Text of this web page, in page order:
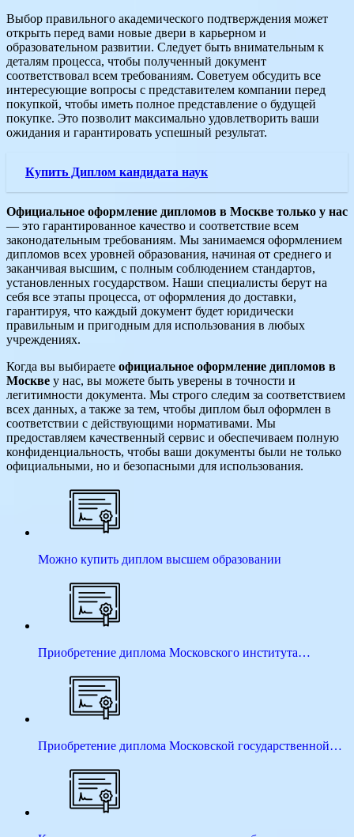
Выбор правильного академического подтверждения может
открыть перед вами новые двери в карьерном и
образовательном развитии. Следует быть внимательным к
деталям процесса, чтобы полученный документ
соответствовал всем требованиям. Советуем обсудить все
интересующие вопросы с представителем компании перед
покупкой, чтобы иметь полное представление о будущей
покупке. Это позволит максимально удовлетворить ваши
ожидания и гарантировать успешный результат.
Купить Диплом кандидата наук
Официальное оформление дипломов в Москве только у нас
— это гарантированное качество и соответствие всем
законодательным требованиям. Мы занимаемся оформлением
дипломов всех уровней образования, начиная от среднего и
заканчивая высшим, с полным соблюдением стандартов,
установленных государством. Наши специалисты берут на
себя все этапы процесса, от оформления до доставки,
гарантируя, что каждый документ будет юридически
правильным и пригодным для использования в любых
учреждениях.
Когда вы выбираете официальное оформление дипломов в
Москве у нас, вы можете быть уверены в точности и
легитимности документа. Мы строго следим за соответствием
всех данных, а также за тем, чтобы диплом был оформлен в
соответствии с действующими нормативами. Мы
предоставляем качественный сервис и обеспечиваем полную
конфиденциальность, чтобы ваши документы были не только
официальными, но и безопасными для использования.
Можно купить диплом высшем образовании
Приобретение диплома Московского института…
Приобретение диплома Московской государственной…